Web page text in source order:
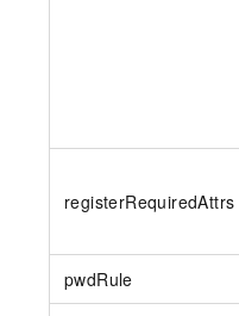
registerRequiredAttrs
pwdRule